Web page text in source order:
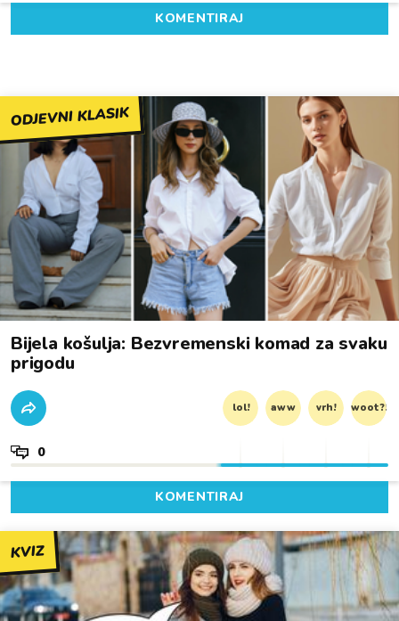
KOMENTIRAJ
ODJEVNI KLASIK
Bijela košulja: Bezvremenski komad za svaku
prigodu
lol! aww vrh! woot?!
0
KOMENTIRAJ
KVIZ